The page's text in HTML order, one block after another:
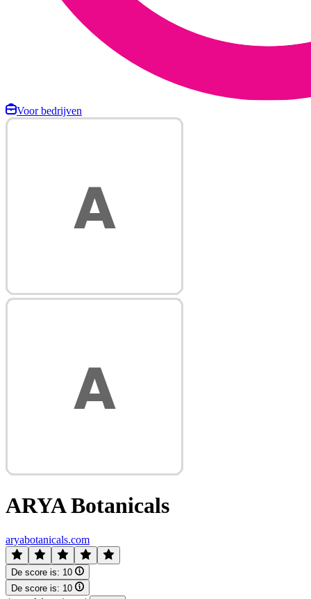
Voor bedrijven
ARYA Botanicals
aryabotanicals.com
De score is: 10
De score is: 10